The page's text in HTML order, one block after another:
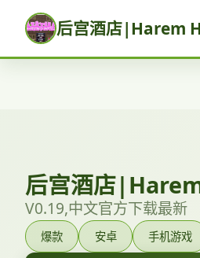
后宫酒店|Harem
后宫酒店
V0.19,中文官方下载最新
爆款 安卓 手机游戏